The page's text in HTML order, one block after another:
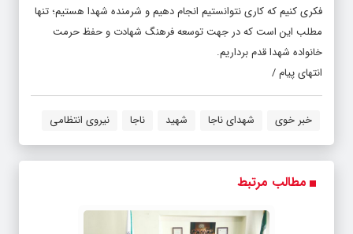
فکری کنیم که کاری نتوانستیم انجام دهیم و شرمنده شهدا هستیم؛ تنها
مطلب این است که در جهت توسعه فرهنگ شهادت و حفظ حرمت
خانواده شهدا قدم برداریم.
انتهای پیام /
خبر خوی شهدای ناجا شهید ناجا نیروی انتظامی
مطالب مرتبط